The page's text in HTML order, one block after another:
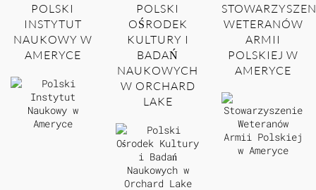
POLSKI
INSTYTUT
NAUKOWY W
AMERYCE
POLSKI
OŚRODEK
KULTURY I
BADAŃ
NAUKOWYCH
W ORCHARD
LAKE
WETERANÓW
ARMII
POLSKIEJ W
AMERYCE